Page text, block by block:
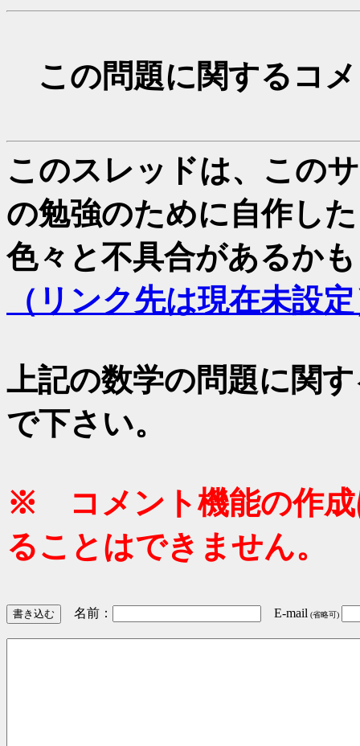
この問題に関するコ
このスレッドは、この
の勉強のために自作し
色々と不具合があるか
（リンク先は現在未設
上記の数学の問題に関
で下さい。
※ コメント機能の作成
ることはできません。
名前： E-mail (省略可)